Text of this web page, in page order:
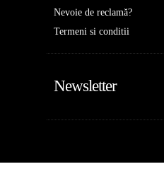
Nevoie de reclamă?
Termeni si conditii
Newsletter